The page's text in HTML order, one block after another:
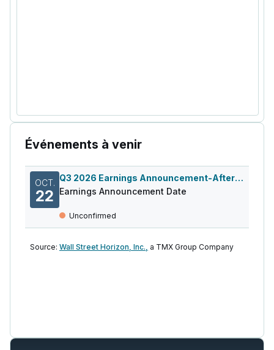
Événements à venir
OCT.
22
Q3 2026 Earnings Announcement-After Mkt
Earnings Announcement Date
Unconfirmed
Source: Wall Street Horizon, Inc., a TMX Group Company